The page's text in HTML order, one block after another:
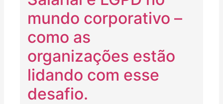
mundo corporativo –
como as
organizações estão
lidando com esse
desafio.